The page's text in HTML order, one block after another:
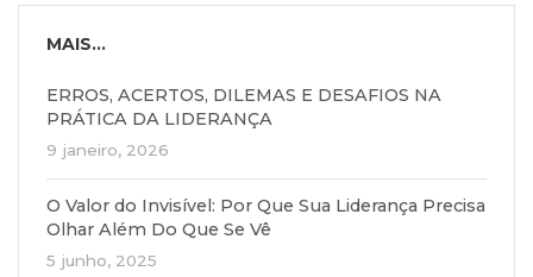
MAIS...
ERROS, ACERTOS, DILEMAS E DESAFIOS NA
PRÁTICA DA LIDERANÇA
9 janeiro, 2026
O Valor do Invisível: Por Que Sua Liderança Precisa
Olhar Além Do Que Se Vê
5 junho, 2025